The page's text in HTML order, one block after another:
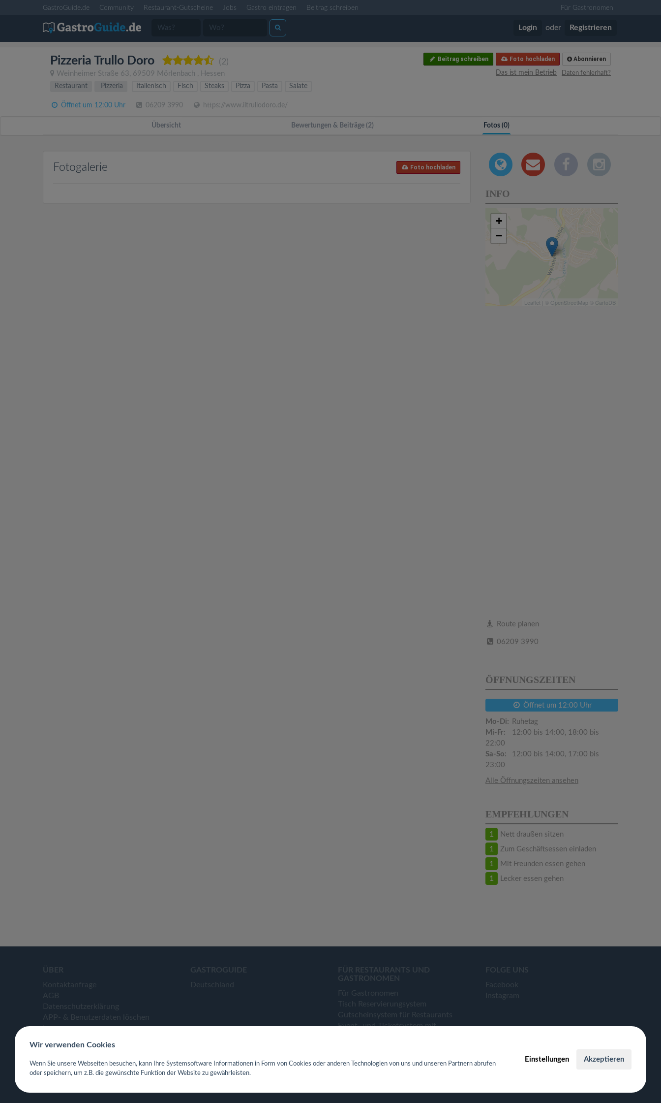
GastroGuide.de Community Restaurant-Gutscheine Jobs Gastro eintragen Beitrag schreiben Für Gastronomen
Login oder Registrieren
Pizzeria Trullo Doro (2)
Weinheimer Straße 63, 69509 Mörlenbach , Hessen
Abonnieren
Foto hochladen
Beitrag schreiben
Daten fehlerhaft?
Das ist mein Betrieb
Restaurant
Pizzeria Italienisch Fisch Steaks Pizza Pasta Salate
Öffnet um 12:00 Uhr 06209 3990 https://www.iltrullodoro.de/
Übersicht Bewertungen & Beiträge (2) Fotos (0)
Fotogalerie Foto hochladen
INFO
+
−
Leaflet | © OpenStreetMap © CartoDB
Route planen
06209 3990
ÖFFNUNGSZEITEN
Öffnet um 12:00 Uhr
Mo-Di:
Ruhetag
Mi-Fr:
12:00 bis 14:00, 18:00 bis
22:00
Sa-So:
12:00 bis 14:00, 17:00 bis
23:00
Alle Öffnungszeiten ansehen
EMPFEHLUNGEN
1 Nett draußen sitzen
1 Zum Geschäftsessen einladen
1 Mit Freunden essen gehen
1 Lecker essen gehen
ÜBER
Kontaktanfrage
AGB
Datenschutzerklärung
APP- & Benutzerdaten löschen
Impressum
GASTROGUIDE
Deutschland
FÜR RESTAURANTS UND
GASTRONOMEN
Für Gastronomen
Tisch Reservierungsystem
Gutscheinsystem für Restaurants
Event- und Ticketsystem mit
Webseiten für Restaurant
FOLGE UNS
Facebook
Instagram
Wir verwenden Cookies
Wenn Sie unsere Webseiten besuchen, kann Ihre Systemsoftware Informationen in Form von Cookies oder anderen Technologien von uns und unseren Partnern abrufen
oder speichern, um z.B. die gewünschte Funktion der Website zu gewährleisten.
Einstellungen Akzeptieren